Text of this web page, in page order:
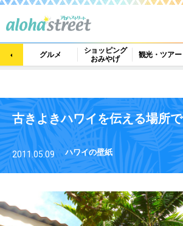
グルメ
ショッピング
おみやげ
観光・ツアー
古きよきハワイを伝える場所で
2011.05.09 ハワイの壁紙